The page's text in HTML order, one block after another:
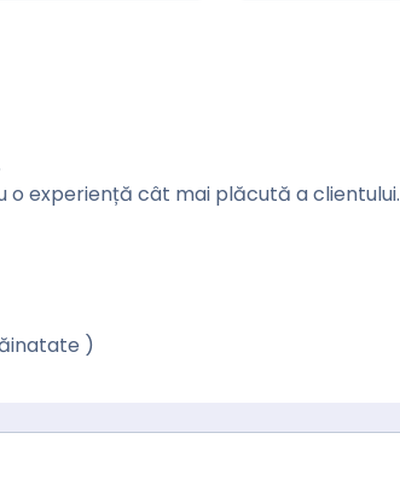
o experiență cât mai plăcută a clientului.
)